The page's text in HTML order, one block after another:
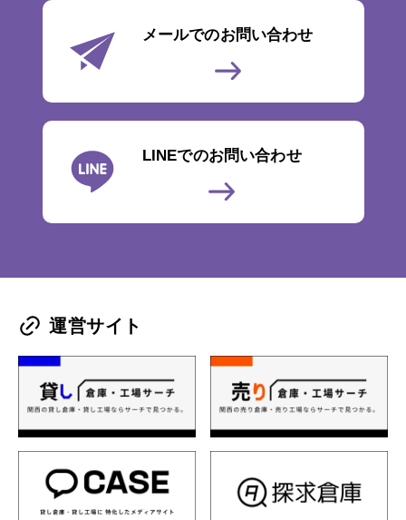
メールでのお問い合わせ
LINEでのお問い合わせ
運営サイト